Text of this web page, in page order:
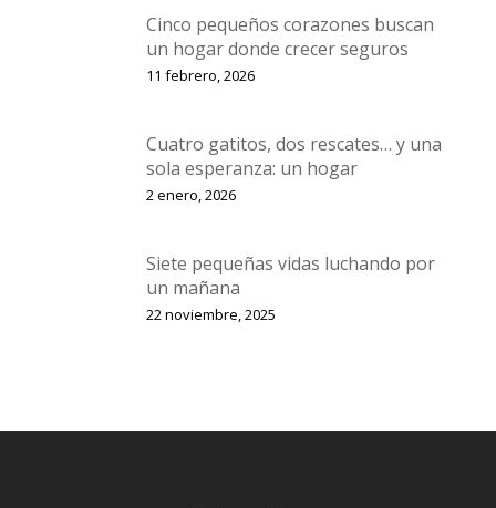
Cinco pequeños corazones buscan
un hogar donde crecer seguros
11 febrero, 2026
Cuatro gatitos, dos rescates… y una
sola esperanza: un hogar
2 enero, 2026
Siete pequeñas vidas luchando por
un mañana
22 noviembre, 2025